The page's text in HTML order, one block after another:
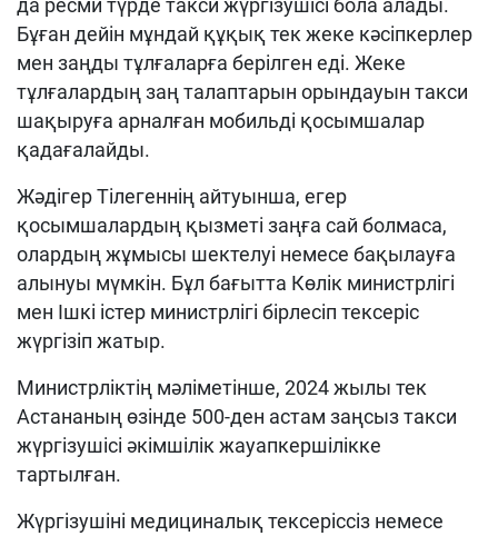
да ресми түрде такси жүргізушісі бола алады.
Бұған дейін мұндай құқық тек жеке кәсіпкерлер
мен заңды тұлғаларға берілген еді. Жеке
тұлғалардың заң талаптарын орындауын такси
шақыруға арналған мобильді қосымшалар
қадағалайды.
Жәдігер Тілегеннің айтуынша, егер
қосымшалардың қызметі заңға сай болмаса,
олардың жұмысы шектелуі немесе бақылауға
алынуы мүмкін. Бұл бағытта Көлік министрлігі
мен Ішкі істер министрлігі бірлесіп тексеріс
жүргізіп жатыр.
Министрліктің мәліметінше, 2024 жылы тек
Астананың өзінде 500-ден астам заңсыз такси
жүргізушісі әкімшілік жауапкершілікке
тартылған.
Жүргізушіні медициналық тексеріссіз немесе